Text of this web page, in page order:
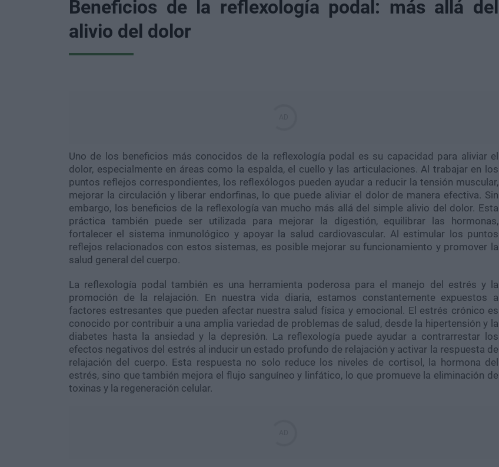
Beneficios de la reflexología podal: más allá del
alivio del dolor
Uno de los beneficios más conocidos de la reflexología podal es su capacidad para aliviar el
dolor, especialmente en áreas como la espalda, el cuello y las articulaciones. Al trabajar en los
puntos reflejos correspondientes, los reflexólogos pueden ayudar a reducir la tensión muscular,
mejorar la circulación y liberar endorfinas, lo que puede aliviar el dolor de manera efectiva. Sin
embargo, los beneficios de la reflexología van mucho más allá del simple alivio del dolor. Esta
práctica también puede ser utilizada para mejorar la digestión, equilibrar las hormonas,
fortalecer el sistema inmunológico y apoyar la salud cardiovascular. Al estimular los puntos
reflejos relacionados con estos sistemas, es posible mejorar su funcionamiento y promover la
salud general del cuerpo.
La reflexología podal también es una herramienta poderosa para el manejo del estrés y la
promoción de la relajación. En nuestra vida diaria, estamos constantemente expuestos a
factores estresantes que pueden afectar nuestra salud física y emocional. El estrés crónico es
conocido por contribuir a una amplia variedad de problemas de salud, desde la hipertensión y la
diabetes hasta la ansiedad y la depresión. La reflexología puede ayudar a contrarrestar los
efectos negativos del estrés al inducir un estado profundo de relajación y activar la respuesta de
relajación del cuerpo. Esta respuesta no solo reduce los niveles de cortisol, la hormona del
estrés, sino que también mejora el flujo sanguíneo y linfático, lo que promueve la eliminación de
toxinas y la regeneración celular.